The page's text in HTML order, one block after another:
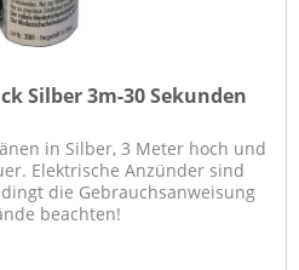
Silber 3m-30 Sekunden
in Silber, 3 Meter hoch und
Elektrische Anzünder sind
die Gebrauchsanweisung
beachten!